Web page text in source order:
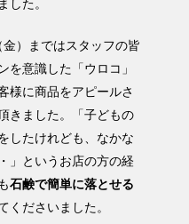
した。
）まではスタッフの皆
を意識した「ウロコ」
様に商品をアピールさ
きました。「子どもの
したけれども、なかな
」というお店の方の経
石鹸で簡単に落とせる
くださいました。